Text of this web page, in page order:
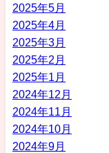
2025年5月
2025年4月
2025年3月
2025年2月
2025年1月
2024年12月
2024年11月
2024年10月
2024年9月